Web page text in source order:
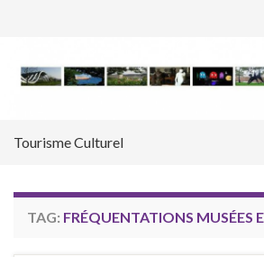
Tourisme Culturel
TAG: FRÉQUENTATIONS MUSÉES